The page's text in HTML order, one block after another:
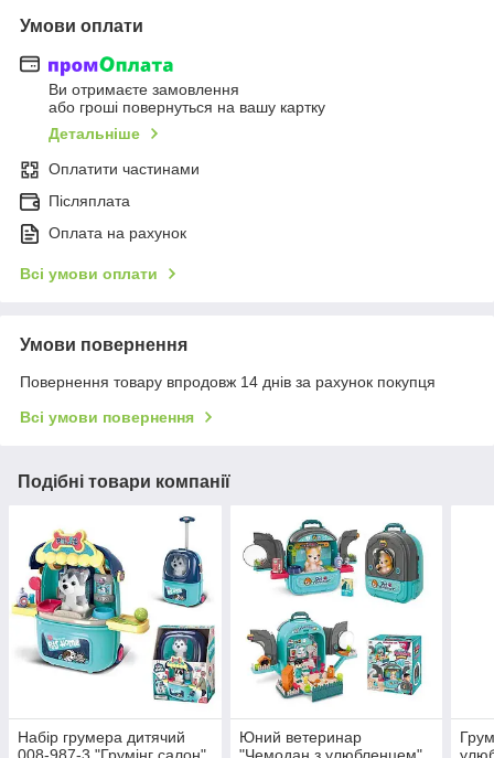
Умови оплати
Ви отримаєте замовлення
або гроші повернуться на вашу картку
Детальніше
Оплатити частинами
Післяплата
Оплата на рахунок
Всі умови оплати
Умови повернення
Повернення товару впродовж 14 днів за рахунок покупця
Всі умови повернення
Подібні товари компанії
Набір грумера дитячий
Юний ветеринар